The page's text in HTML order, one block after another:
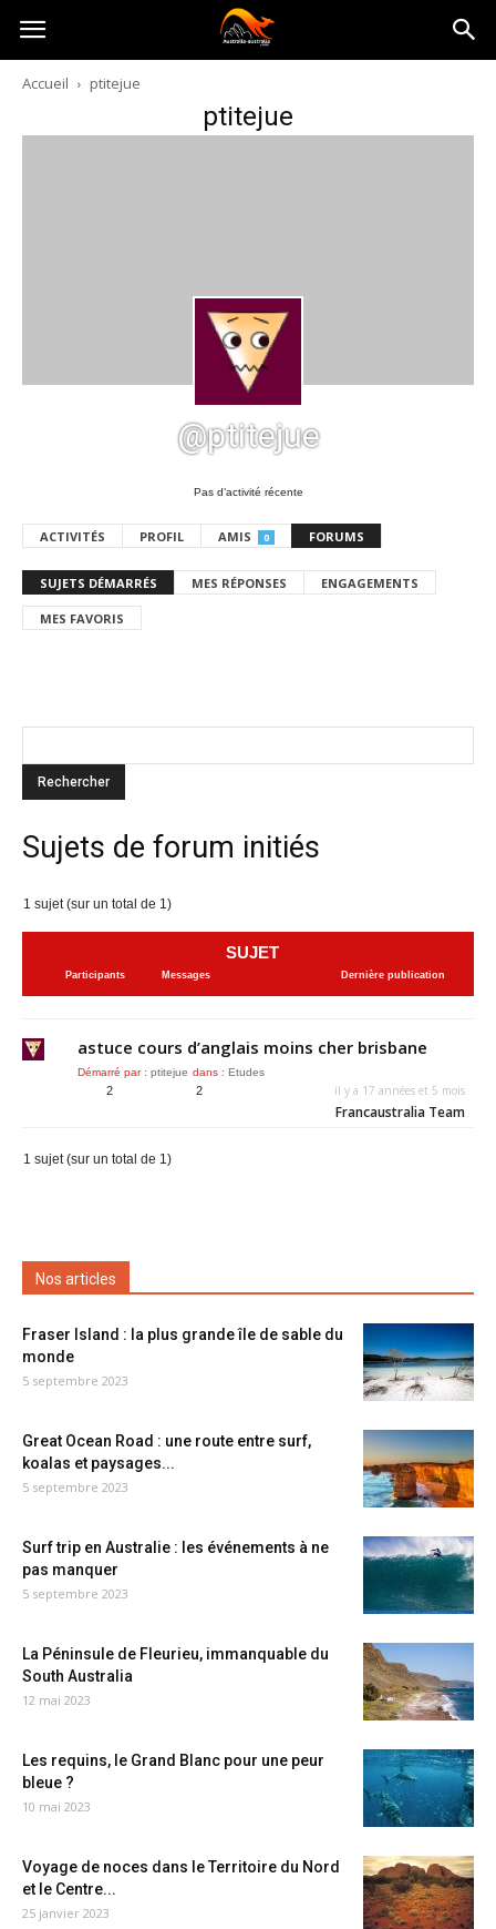
Australia-
australie.com
Accueil ptitejue
ptitejue
@ptitejue
Pas d’activité récente
ACTIVITÉS PROFIL AMIS 0 FORUMS
SUJETS DÉMARRÉS MES RÉPONSES ENGAGEMENTS
MES FAVORIS
Sujets de forum initiés
1 sujet (sur un total de 1)
SUJET
Participants Messages Dernière publication
astuce cours d’anglais moins cher brisbane
Démarré par : ptitejue dans : Etudes
2 2 il y a 17 années et 5 mois
Francaustralia Team
1 sujet (sur un total de 1)
Nos articles
Fraser Island : la plus grande île de sable du
monde
5 septembre 2023
Great Ocean Road : une route entre surf,
koalas et paysages...
5 septembre 2023
Surf trip en Australie : les événements à ne
pas manquer
5 septembre 2023
La Péninsule de Fleurieu, immanquable du
South Australia
12 mai 2023
Les requins, le Grand Blanc pour une peur
bleue ?
10 mai 2023
Voyage de noces dans le Territoire du Nord
et le Centre...
25 janvier 2023